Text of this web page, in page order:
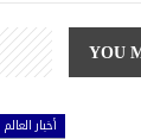
YOU
أخبار العالم